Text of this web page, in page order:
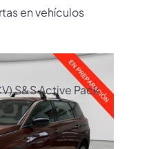
en vehículos
S&S Active Pack